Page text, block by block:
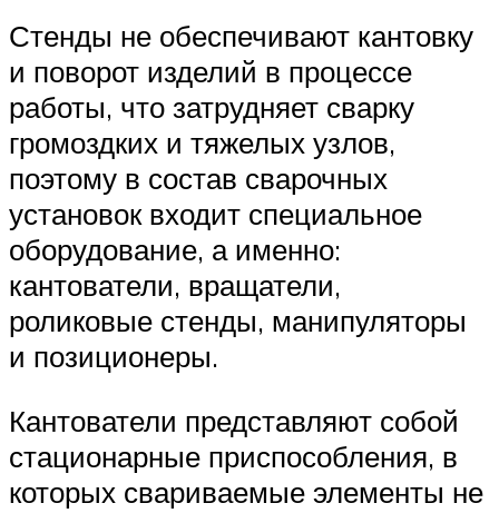
Стенды не обеспечивают кантовку
и поворот изделий в процессе
работы, что затрудняет сварку
громоздких и тяжелых узлов,
поэтому в состав сварочных
установок входит специальное
оборудование, а именно:
кантователи, вращатели,
роликовые стенды, манипуляторы
и позиционеры.
Кантователи представляют собой
стационарные приспособления, в
которых свариваемые элементы не